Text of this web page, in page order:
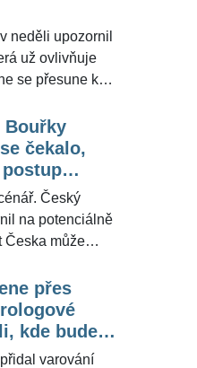
rozloučí ve
neděli upozornil
už ovlivňuje
se přesune k
déšť a menší
pro
místech
a počasí je
Bouřky
čekalo,
Český
na potenciálně
Česka může
z
zároveň
a bouřky
na Moravě.
přes
kde bude
varování